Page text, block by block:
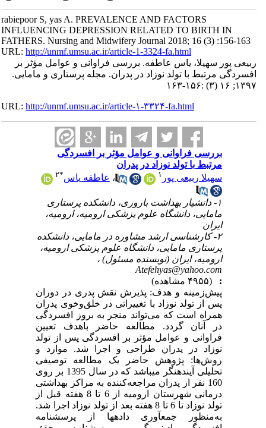
rabiepoor S, yas A. PREVALENCE AND FACTORS
INFLUENCING DEPRESSION RELATED TO BIRTH IN
FATHERS. Nursing and Midwifery Journal 2018; 16 (3) :156-163
URL:http://unmf.umsu.ac.ir/article-1-3324-fa.html
ربیعی پور سهیلا، یاس عاطفه. بررسی فراوانی و عوامل مؤثر بر
افسردگی مرتبط با تولد نوزاد در پدران. مجله پرستاری و مامایی.
۱۳۹۷; ۱۶ (۳) :۱۵۶-۱۶۳
URL:http://unmf.umsu.ac.ir/article-۱-۳۳۲۴-fa.html
بررسی فراوانی و عوامل مؤثر بر افسردگی
مرتبط با تولد نوزاد در پدران
سهیلا ربیعی پور
،عاطفه یاس ۲
۱- دانشیار بهداشت باروری، دانشکده پرستاری
مامایی، دانشگاه علوم پزشکی ارومیه، ارومیه،
ایران
۲- کارشناسی ارشد مشاوره در مامایی، دانشکده
پرستاری مامایی، دانشگاه علوم پزشکی ارومیه،
ارومیه، ایران (نویسنده مسئول) ،
Atefehyas@yahoo.com
پیش‌زمینه و هدف: پذیرش نقش پدری در دوران
پس از تولد نوزاد با تغییراتی در خلق‌وخوی پدران
همراه است که می‌تواند منجر به بروز افسردگی
در آنان گردد. مطالعه حاضر باهدف تعیین
فراوانی و عوامل مؤثر بر افسردگی پس از تولد
نوزاد در پدران طراحی و اجرا شد. موارد و
روش‌ها: پژوهش حاضر یک مطالعه توصیفی
تحلیلی آینده­نگر می­باشد که در سال 1395 بر روی
160 نفر از پدران مراجعه‌کننده به مراکز بهداشتی
درمانی شهرستان ارومیه از 6 تا 8 هفته قبل از
تولد نوزاد تا 6 تا 8 هفته بعد از تولد نوزاد اجرا شد.
به‌منظور جمع­آوری داده­ها از پرسشنامه